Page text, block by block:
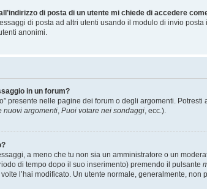
di posta di un utente mi chiede di accedere
di posta ad altri utenti usando il modulo di invio
anonimi.
in un forum?
presente nelle pagine dei forum o degli argomenti.
nuovi argomenti, Puoi votare nei sondaggi, ecc.).
a meno che tu non sia un amministratore o un
di tempo dopo il suo inserimento) premendo il pulsante
l’hai modificato. Un utente normale, generalmente,